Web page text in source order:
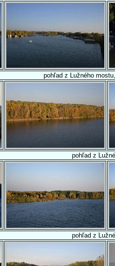
pohľad z Lužného
pohľad z
pohľad z